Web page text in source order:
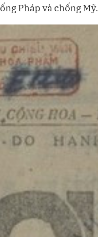
Pháp và chống Mỹ.